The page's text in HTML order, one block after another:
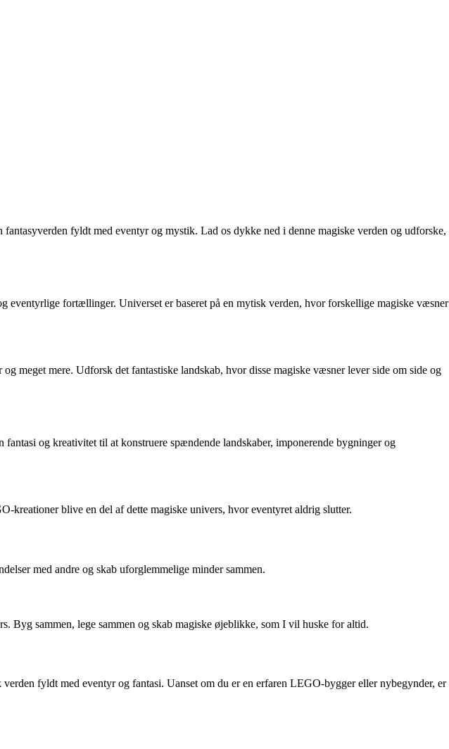
fyldt med eventyr og mystik. Lad os dykke ned i denne magiske verden og udforske,
fortællinger. Universet er baseret på en mytisk verden, hvor forskellige magiske væsner
meget mere. Udforsk det fantastiske landskab, hvor disse magiske væsner lever side om side og
og kreativitet til at konstruere spændende landskaber, imponerende bygninger og
blive en del af dette magiske univers, hvor eventyret aldrig slutter.
med andre og skab uforglemmelige minder sammen.
Byg sammen, lege sammen og skab magiske øjeblikke, som I vil huske for altid.
fyldt med eventyr og fantasi. Uanset om du er en erfaren LEGO-bygger eller nybegynder, er